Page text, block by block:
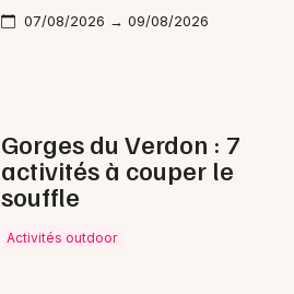
07/08/2026 → 09/08/2026
Gorges du Verdon : 7
activités à couper le
souffle
Activités outdoor